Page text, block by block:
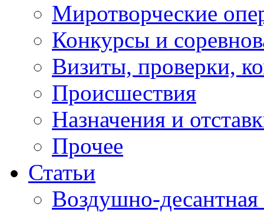
Миротворческие
Конкурсы и
Визиты, проверки,
Происшествия
Назначения и
Прочее
Статьи
Воздушно-десантная